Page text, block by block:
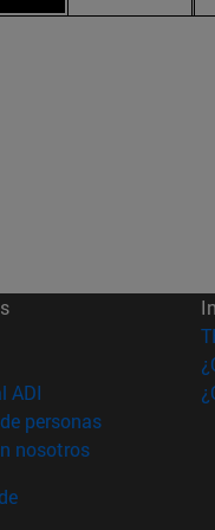
(abre en nueva ventana)
en nueva ventana)
ADI (abre en nueva
personas(abre en
nosotros(abre en nueva